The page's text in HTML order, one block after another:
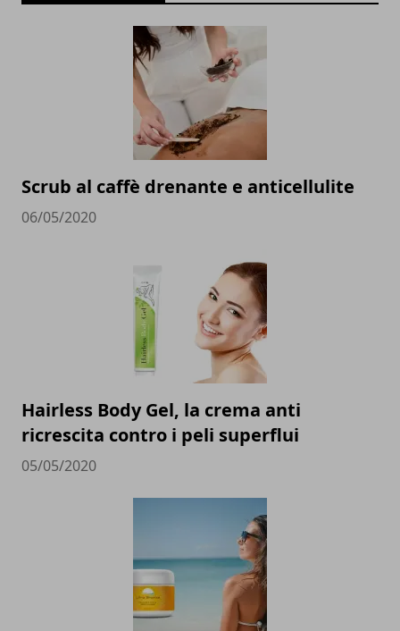
Scrub al caffè drenante e anticellulite
06/05/2020
Hairless Body Gel, la crema anti
ricrescita contro i peli superflui
05/05/2020